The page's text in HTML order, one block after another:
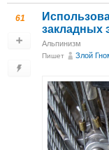
61
закладных
Альпинизм
Пишет Злой